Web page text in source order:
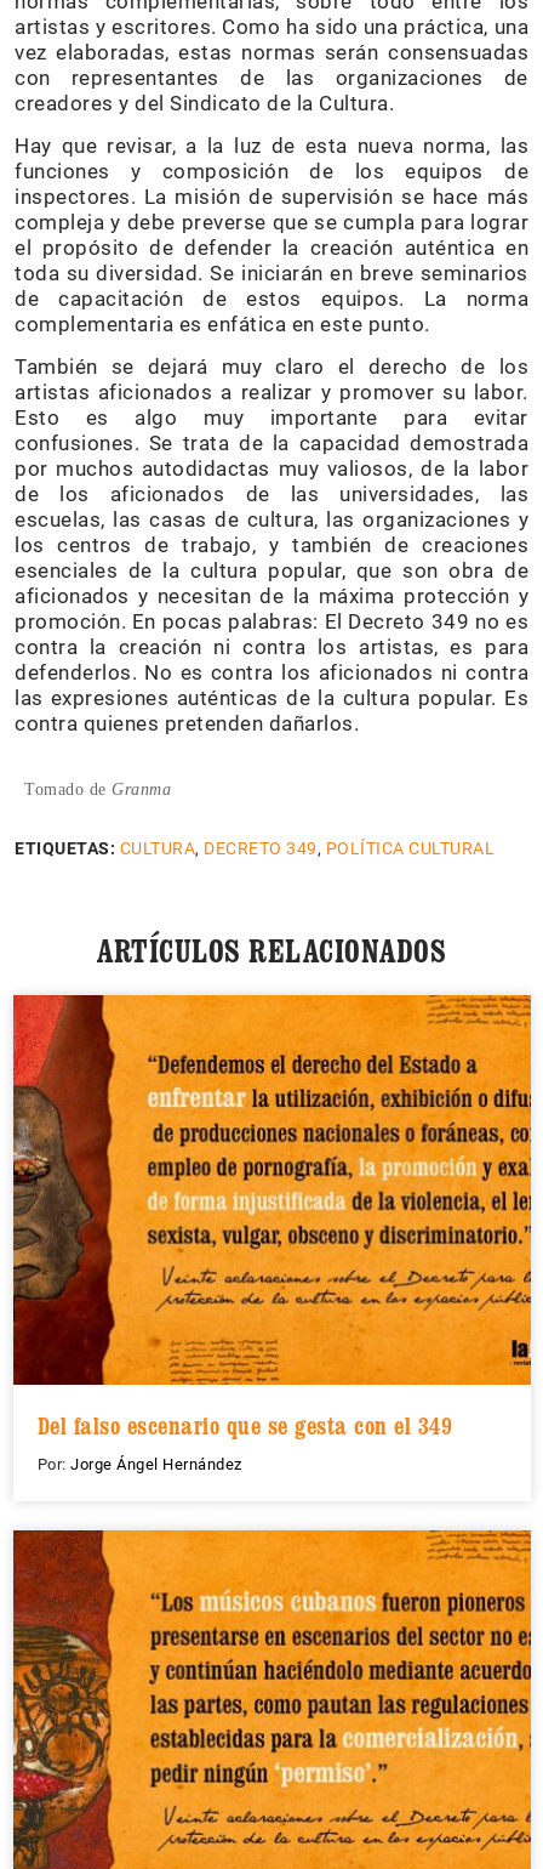
artistas y escritores. Como ha sido una práctica, una
vez elaboradas, estas normas serán consensuadas
con representantes de las organizaciones de
creadores y del Sindicato de la Cultura.
Hay que revisar, a la luz de esta nueva norma, las
funciones y composición de los equipos de
inspectores. La misión de supervisión se hace más
compleja y debe preverse que se cumpla para lograr
el propósito de defender la creación auténtica en
toda su diversidad. Se iniciarán en breve seminarios
de capacitación de estos equipos. La norma
complementaria es enfática en este punto.
También se dejará muy claro el derecho de los
artistas aficionados a realizar y promover su labor.
Esto es algo muy importante para evitar
confusiones. Se trata de la capacidad demostrada
por muchos autodidactas muy valiosos, de la labor
de los aficionados de las universidades, las
escuelas, las casas de cultura, las organizaciones y
los centros de trabajo, y también de creaciones
esenciales de la cultura popular, que son obra de
aficionados y necesitan de la máxima protección y
promoción. En pocas palabras: El Decreto 349 no es
contra la creación ni contra los artistas, es para
defenderlos. No es contra los aficionados ni contra
las expresiones auténticas de la cultura popular. Es
contra quienes pretenden dañarlos.
Tomado de Granma
ETIQUETAS: CULTURA, DECRETO 349, POLÍTICA CULTURAL
ARTÍCULOS RELACIONADOS
Del falso escenario que se gesta con el 349
Por: Jorge Ángel Hernández